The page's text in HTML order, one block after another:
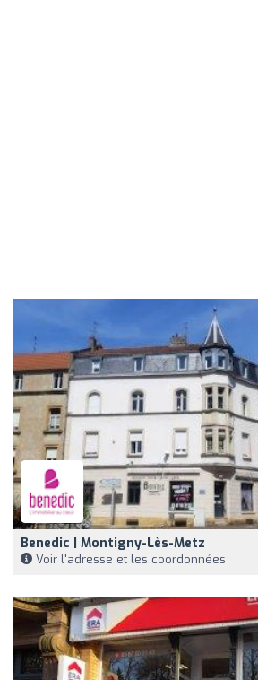
Benedic | Montigny-Lès-Metz
Voir l'adresse et les coordonnées